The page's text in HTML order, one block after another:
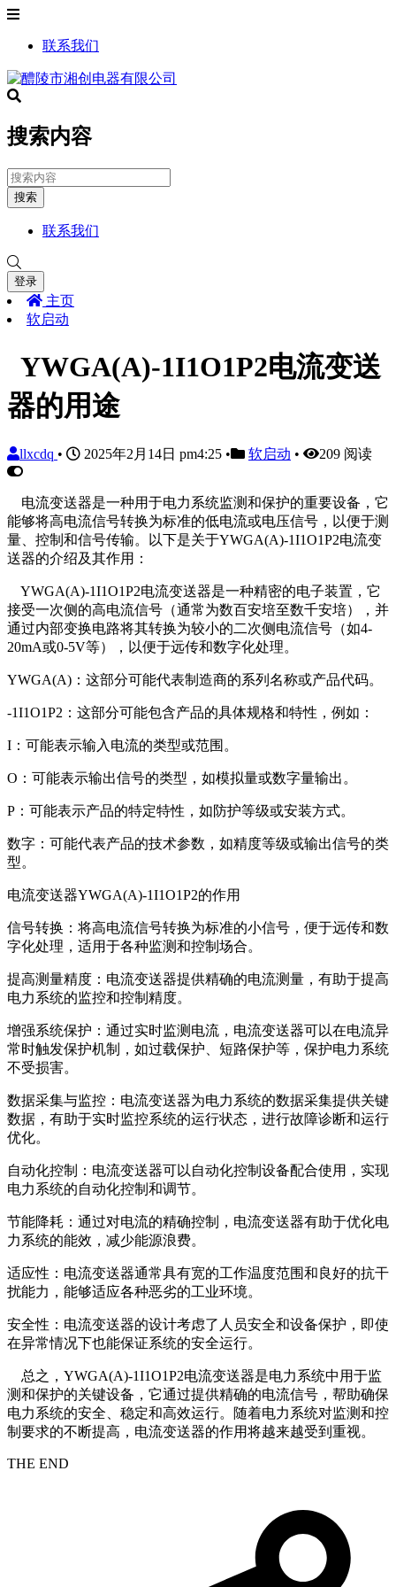
联系我们
搜索内容
搜索
联系我们
登录
主页
软启动
YWGA(A)-1I1O1P2电流变送
器的用途
llxcdq • 2025年2月14日 pm4:25 • 软启动 • 209 阅读
电流变送器是一种用于电力系统监测和保护的重要设备，它
能够将高电流信号转换为标准的低电流或电压信号，以便于测
量、控制和信号传输。以下是关于YWGA(A)-1I1O1P2电流变
送器的介绍及其作用：
YWGA(A)-1I1O1P2电流变送器是一种精密的电子装置，它
接受一次侧的高电流信号（通常为数百安培至数千安培），并
通过内部变换电路将其转换为较小的二次侧电流信号（如4-
20mA或0-5V等），以便于远传和数字化处理。
YWGA(A)：这部分可能代表制造商的系列名称或产品代码。
-1I1O1P2：这部分可能包含产品的具体规格和特性，例如：
I：可能表示输入电流的类型或范围。
O：可能表示输出信号的类型，如模拟量或数字量输出。
P：可能表示产品的特定特性，如防护等级或安装方式。
数字：可能代表产品的技术参数，如精度等级或输出信号的类
型。
电流变送器YWGA(A)-1I1O1P2的作用
信号转换：将高电流信号转换为标准的小信号，便于远传和数
字化处理，适用于各种监测和控制场合。
提高测量精度：电流变送器提供精确的电流测量，有助于提高
电力系统的监控和控制精度。
增强系统保护：通过实时监测电流，电流变送器可以在电流异
常时触发保护机制，如过载保护、短路保护等，保护电力系统
不受损害。
数据采集与监控：电流变送器为电力系统的数据采集提供关键
数据，有助于实时监控系统的运行状态，进行故障诊断和运行
优化。
自动化控制：电流变送器可以自动化控制设备配合使用，实现
电力系统的自动化控制和调节。
节能降耗：通过对电流的精确控制，电流变送器有助于优化电
力系统的能效，减少能源浪费。
适应性：电流变送器通常具有宽的工作温度范围和良好的抗干
扰能力，能够适应各种恶劣的工业环境。
安全性：电流变送器的设计考虑了人员安全和设备保护，即使
在异常情况下也能保证系统的安全运行。
总之，YWGA(A)-1I1O1P2电流变送器是电力系统中用于监
测和保护的关键设备，它通过提供精确的电流信号，帮助确保
电力系统的安全、稳定和高效运行。随着电力系统对监测和控
制要求的不断提高，电流变送器的作用将越来越受到重视。
THE END